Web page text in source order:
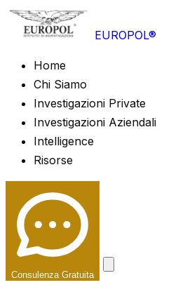
EUROPOL®
Home
Chi Siamo
Investigazioni Private
Investigazioni Aziendali
Intelligence
Risorse
Consulenza Gratuita